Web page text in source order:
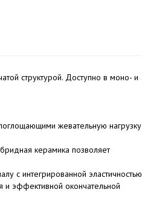
структурой. Доступно в моно- и
жевательную нагрузку
керамика позволяет
с интегрированной
и эффективной окончательной